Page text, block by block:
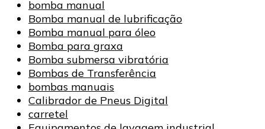
bomba manual
Bomba manual de lubrificação
Bomba manual para óleo
Bomba para graxa
Bomba submersa vibratória
Bombas de Transferência
bombas manuais
Calibrador de Pneus Digital
carretel